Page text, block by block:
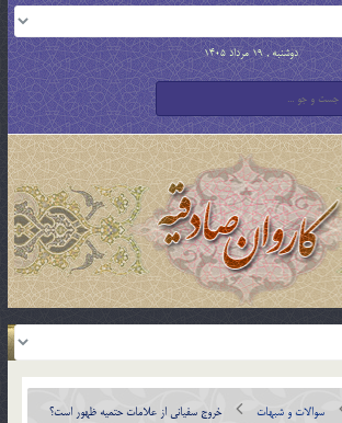
دوشنبه , 19 مرداد 1405
سوالات و شبهات خروج سفیانی از علامات حتمیه ظهور است؟